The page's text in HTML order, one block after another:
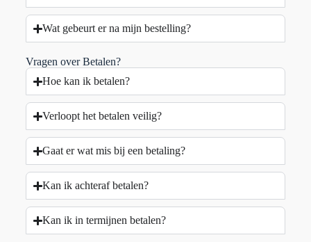
Wat gebeurt er na mijn bestelling?
Vragen over Betalen?
Hoe kan ik betalen?
Verloopt het betalen veilig?
Gaat er wat mis bij een betaling?
Kan ik achteraf betalen?
Kan ik in termijnen betalen?